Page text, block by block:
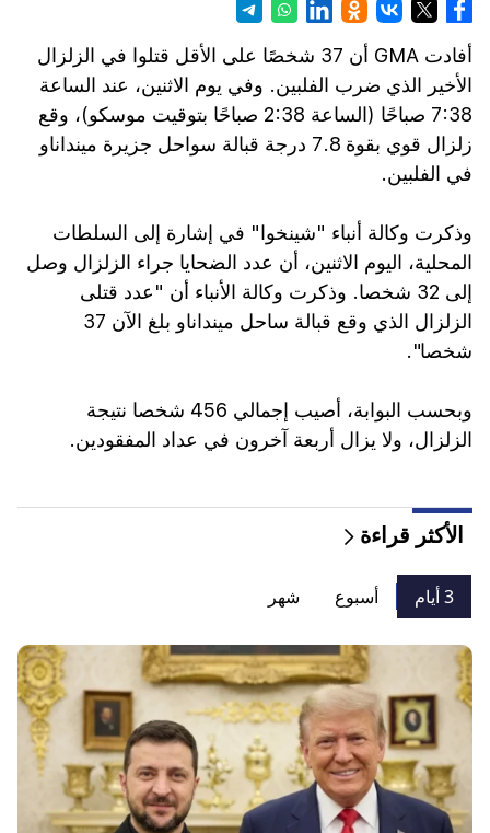
أفادت GMA أن 37 شخصًا على الأقل قتلوا في الزلزال
الأخير الذي ضرب الفلبين. وفي يوم الاثنين، عند الساعة
7:38 صباحًا (الساعة 2:38 صباحًا بتوقيت موسكو)، وقع
زلزال قوي بقوة 7.8 درجة قبالة سواحل جزيرة مينداناو
في الفلبين.
وذكرت وكالة أنباء "شينخوا" في إشارة إلى السلطات
المحلية، اليوم الاثنين، أن عدد الضحايا جراء الزلزال وصل
إلى 32 شخصا. وذكرت وكالة الأنباء أن "عدد قتلى
الزلزال الذي وقع قبالة ساحل مينداناو بلغ الآن 37
شخصا".
وبحسب البوابة، أصيب إجمالي 456 شخصا نتيجة
الزلزال، ولا يزال أربعة آخرون في عداد المفقودين.
الأكثر قراءة
3 أيام أسبوع شهر